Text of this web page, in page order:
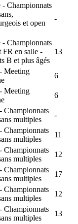
- Championnats
et open
-
- Championnats
FR en salle -
B et plus âgés
13
- Meeting
6
- Meeting
6
- Championnats
multiples
-
- Championnats
multiples
11
- Championnats
multiples
12
- Championnats
multiples
17
- Championnats
multiples
12
- Championnats
multiples
13